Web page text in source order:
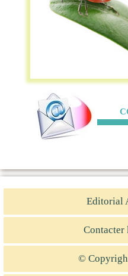
Editorial
Contacter
©